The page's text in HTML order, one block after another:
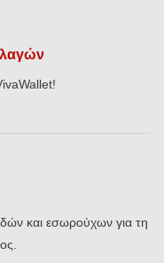
και εσωρούχων για τη